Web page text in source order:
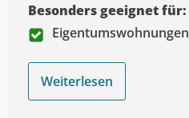
Besonders geeignet für:
Eigentumswohnungen
Weiterlesen